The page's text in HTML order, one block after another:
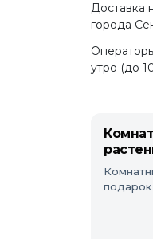
Доставка
города
утро (до
подарок